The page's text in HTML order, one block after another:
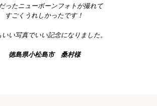
ったニューボーンフォトが撮れて
すごくうれしかったです！
いい写真でいい記念になりました。
徳島県小松島市 桑村様